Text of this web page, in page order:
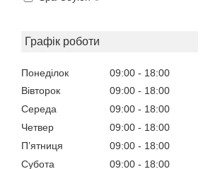
Графік роботи
Понеділок 09:00
18:00
Вівторок
09:00
18:00
Середа
09:00
18:00
Четвер
09:00
18:00
Пʼятниця
09:00
18:00
Субота
09:00
18:00